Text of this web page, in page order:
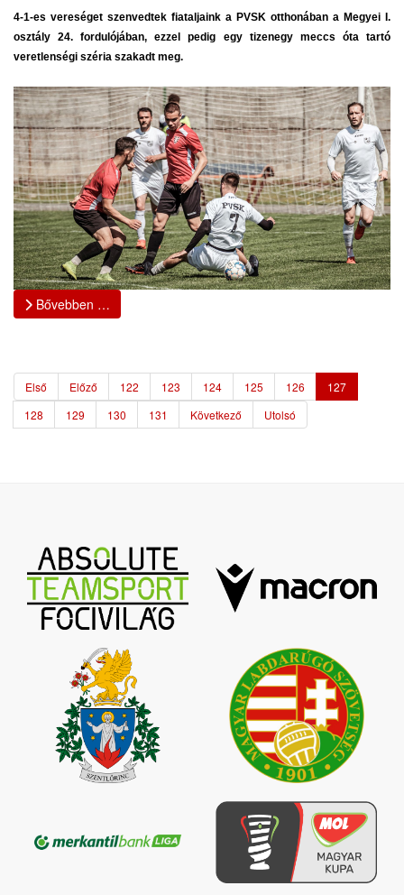
4-1-es vereséget szenvedtek fiataljaink a PVSK otthonában a Megyei I.
osztály 24. fordulójában, ezzel pedig egy tizenegy meccs óta tartó
veretlenségi széria szakadt meg.
Bővebben …
Első Előző 122 123 124 125 126
127
128
129 130 131 Következő Utolsó